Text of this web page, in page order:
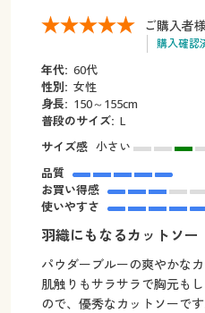
ご購入者様
購入確認
年代: 60代
性別: 女性
身長: 150～155cm
普段のサイズ: L
サイズ感 小さい
品質
お買い得感
使いやすさ
羽織にもなるカットソー
パウダーブルーの爽やかなカ
肌触りもサラサラで胸元も
ので、優秀なカットソーです